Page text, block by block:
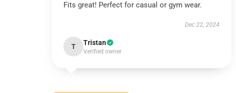
Fits great! Perfect for casual or gym wear.
Dec 22, 2024
T Tristan
Verified owner